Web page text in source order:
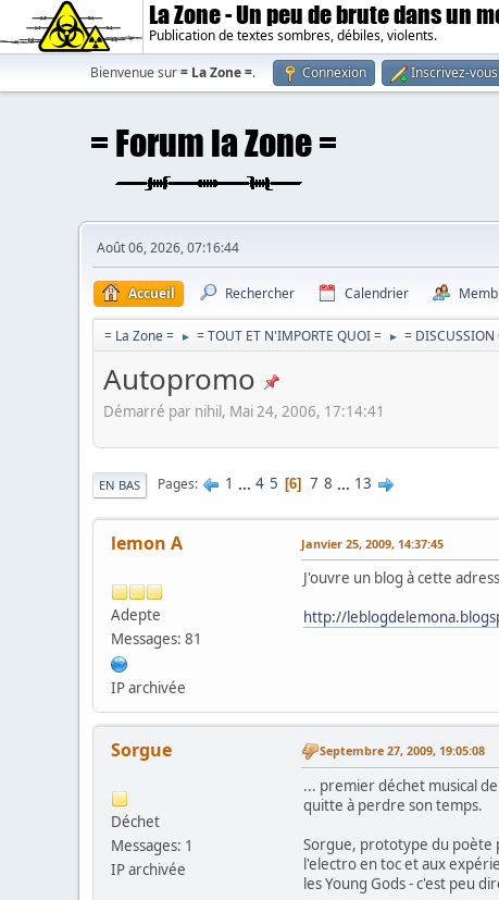
La Zone - Un peu de brute dans un
Publication de textes sombres, débiles, violents.
Bienvenue sur= La Zone =. Connexion Inscrivez-vous
Août 06, 2026, 07:16:44
Accueil Rechercher Calendrier
= La Zone = ► = TOUT ET N'IMPORTE QUOI = ► = DISCUSSION
Autopromo
Démarré par nihil, Mai 24, 2006, 17:14:41
EN BAS Pages 1 ... 4 5 6 7 8 ... 13
lemon A
Adepte
Messages: 81
IP archivée
Janvier 25, 2009, 14:37:45
J'ouvre un blog à cette
http://
Sorgue
Déchet
Messages: 1
IP archivée
Septembre 27, 2009, 19:05:08
... premier déchet musical
quitte à perdre son temps.
Sorgue, prototype du poète
l'electro en toc et aux
les Young Gods - c'est peu